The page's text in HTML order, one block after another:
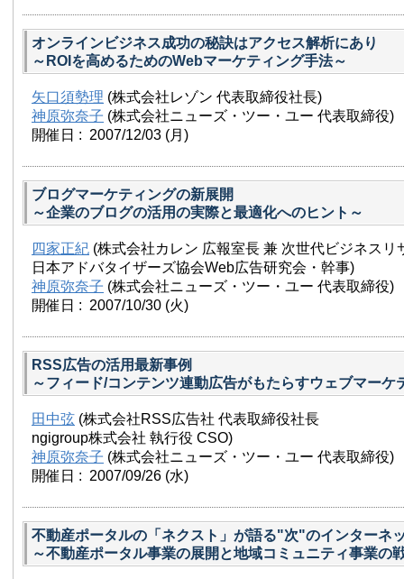
オンラインビジネス成功の秘訣はアクセス解析にあり
～ROIを高めるためのWebマーケティング手法～
矢口須勢理 (株式会社レゾン 代表取締役社長)
神原弥奈子 (株式会社ニューズ・ツー・ユー 代表取締役)
開催日 : 2007/12/03 (月)
ブログマーケティングの新展開
～企業のブログの活用の実際と最適化へのヒント～
四家正紀 (株式会社カレン 広報室長 兼 次世代ビジネスリ
日本アドバタイザーズ協会Web広告研究会・幹事)
神原弥奈子 (株式会社ニューズ・ツー・ユー 代表取締役)
開催日 : 2007/10/30 (火)
RSS広告の活用最新事例
～フィード/コンテンツ連動広告がもたらすウェブマーケ
田中弦 (株式会社RSS広告社 代表取締役社長
ngigroup株式会社 執行役 CSO)
神原弥奈子 (株式会社ニューズ・ツー・ユー 代表取締役)
開催日 : 2007/09/26 (水)
不動産ポータルの「ネクスト」が語る"次"のインターネ
～不動産ポータル事業の展開と地域コミュニティ事業の